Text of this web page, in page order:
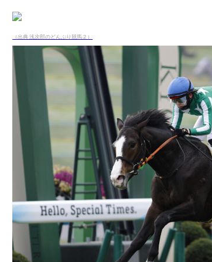
（出典 浅次郎のどんぶり競馬２）